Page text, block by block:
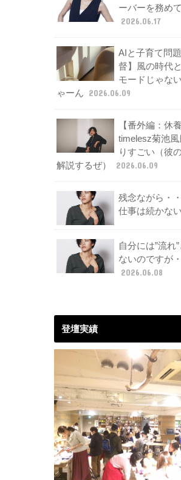
ーバーを務め
2026.06.17
AIと子育て問
督】風の時代
モードじゃな
ゃーん
2026.06.09
【番外編：休
timelesz菊池
りすごい（彼
解説するぜ）
2026.06.09
残念ながら・
仕事は続かない
自分には”流れ
ないのですが
2026.06.08
登壇実績